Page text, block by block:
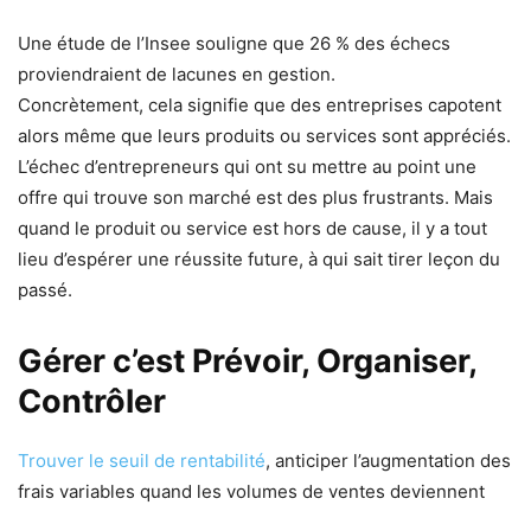
Une étude de l’Insee souligne que 26 % des échecs
proviendraient de lacunes en gestion.
Concrètement, cela signifie que des entreprises capotent
alors même que leurs produits ou services sont appréciés.
L’échec d’entrepreneurs qui ont su mettre au point une
offre qui trouve son marché est des plus frustrants. Mais
quand le produit ou service est hors de cause, il y a tout
lieu d’espérer une réussite future, à qui sait tirer leçon du
passé.
Gérer c’est Prévoir, Organiser,
Contrôler
Trouver le seuil de rentabilité, anticiper l’augmentation des
frais variables quand les volumes de ventes deviennent